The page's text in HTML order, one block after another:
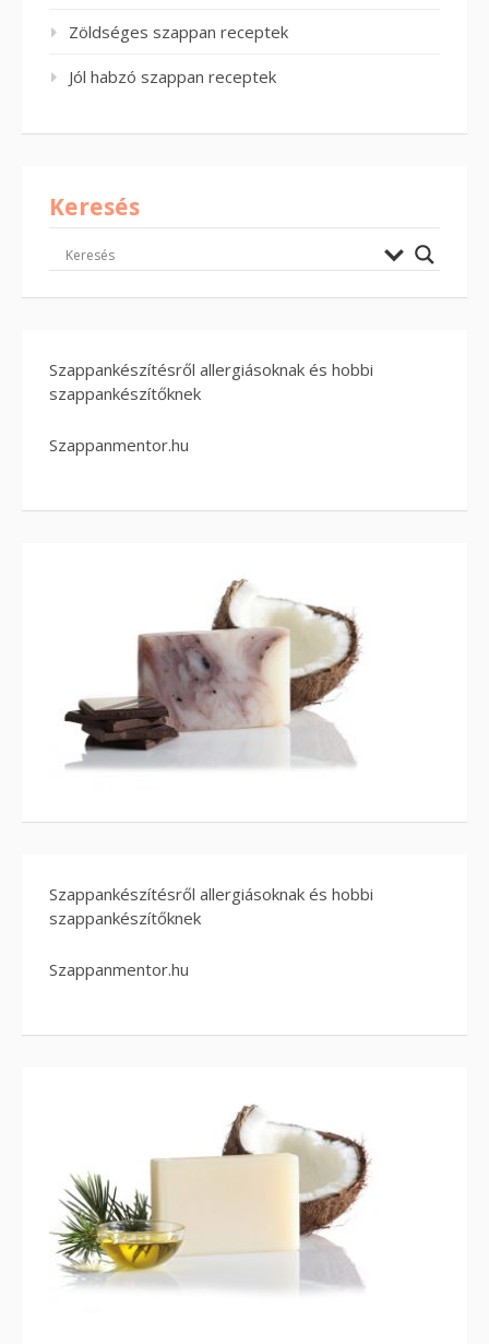
Zöldséges szappan receptek
Jól habzó szappan receptek
Keresés
Szappankészítésről allergiásoknak és hobbi
szappankészítőknek
Szappanmentor.hu
Szappankészítésről allergiásoknak és hobbi
szappankészítőknek
Szappanmentor.hu